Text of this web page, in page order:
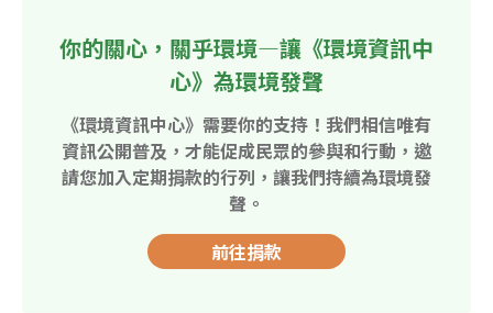
你的關心，關乎環境—讓《環境資訊中
心》為環境發聲
《環境資訊中心》需要你的支持！我們相信唯有
資訊公開普及，才能促成民眾的參與和行動，邀
請您加入定期捐款的行列，讓我們持續為環境發
聲。
前往捐款